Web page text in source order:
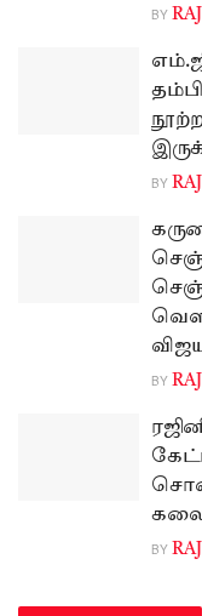
BY RAJ
BY RAJ
BY RAJ
BY RAJ